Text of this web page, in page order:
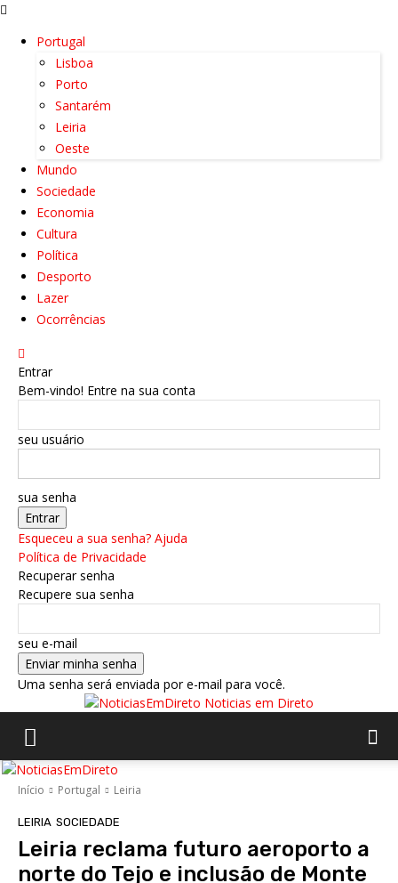
Portugal
Lisboa
Porto
Santarém
Leiria
Oeste
Mundo
Sociedade
Economia
Cultura
Política
Desporto
Lazer
Ocorrências
Entrar
Bem-vindo! Entre na sua conta
seu usuário
sua senha
Esqueceu a sua senha? Ajuda
Política de Privacidade
Recuperar senha
Recupere sua senha
seu e-mail
Uma senha será enviada por e-mail para você.
Noticias em Direto
Início Portugal Leiria
LEIRIA SOCIEDADE
Leiria reclama futuro aeroporto a
norte do Tejo e inclusão de Monte